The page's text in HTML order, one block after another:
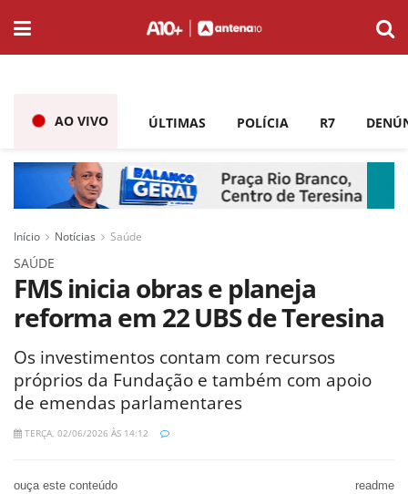
AO VIVO ÚLTIMAS POLÍCIA R7
Início Notícias Saúde
SAÚDE
FMS inicia obras e planeja
reforma em 22 UBS de Teresina
Os investimentos contam com recursos
próprios da Fundação e também com apoio
de emendas parlamentares
TERÇA, 02/06/2026 ÀS 14:12
ouça este conteúdo readme